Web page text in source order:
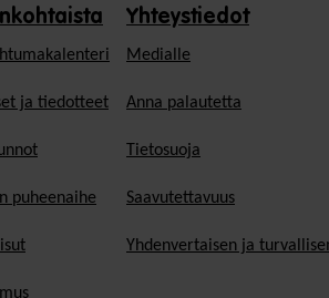
ja tiedotteet
puheenaihe
Yhteystiedot
Medialle
Anna palautetta
Tietosuoja
Saavutettavuus
Yhdenvertaisen ja